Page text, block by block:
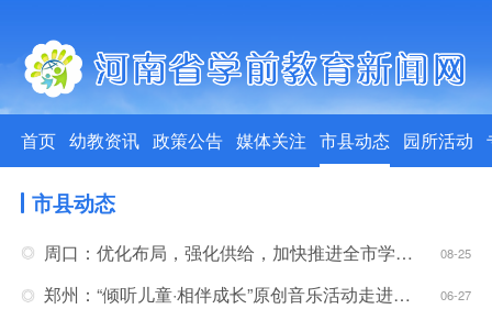
首页 幼教资讯 政策公告 媒体关注 市县动态 园所活动
市县动态
周口：优化布局，强化供给，加快推进全市学前教育普惠扩容工程开展 08-25
郑州：“倾听儿童·相伴成长”原创音乐活动走进幼儿园 06-27